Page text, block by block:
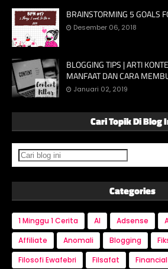
BRAINSTORMING 5 GOALS
Desember 06, 2018
BLOGGING TIPS | ARTI
MANFAAT DAN CARA
Januari 02, 2019
Cari Topik Di Blog
Categories
1 Minggu 1 Cerita AI Adsense
Affiliate
Anomali Blogging
Filosofi Ewafebri
Filsafat Financial